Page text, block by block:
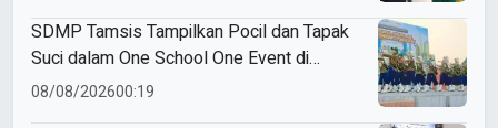
SDMP Tamsis Tampilkan Pocil dan Tapak
Suci dalam One School One Event di
Mojokerto
08/08/202600:19